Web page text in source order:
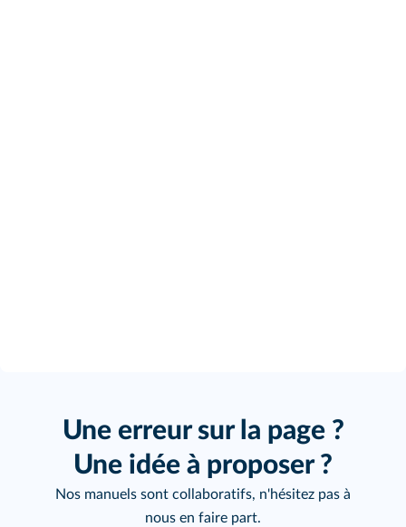
Une erreur sur la page ?
Une idée à proposer ?
Nos manuels sont collaboratifs, n'hésitez pas à
nous en faire part.